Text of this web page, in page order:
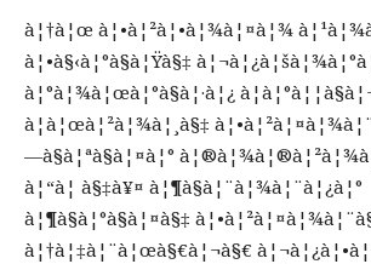
à¦†à¦œ à¦•à¦²à¦•à¦¾à¦¤à¦¾
à¦•à§‹à¦°à§à¦Ÿà§‡
à¦°à¦¾à¦œà¦°à§à¦·à¦¿
à¦à¦œà¦²à¦¾à¦¸à§‡
—à§à¦ªà§à¦¤à¦°
à¦“à¦ à§‡à¥¤ à¦¶à§à¦¨à¦¾à¦¨à¦¿à¦°
à¦¶à§à¦°à§à¦¤à§‡
à¦†à¦‡à¦¨à¦œà§€à¦¬à§€